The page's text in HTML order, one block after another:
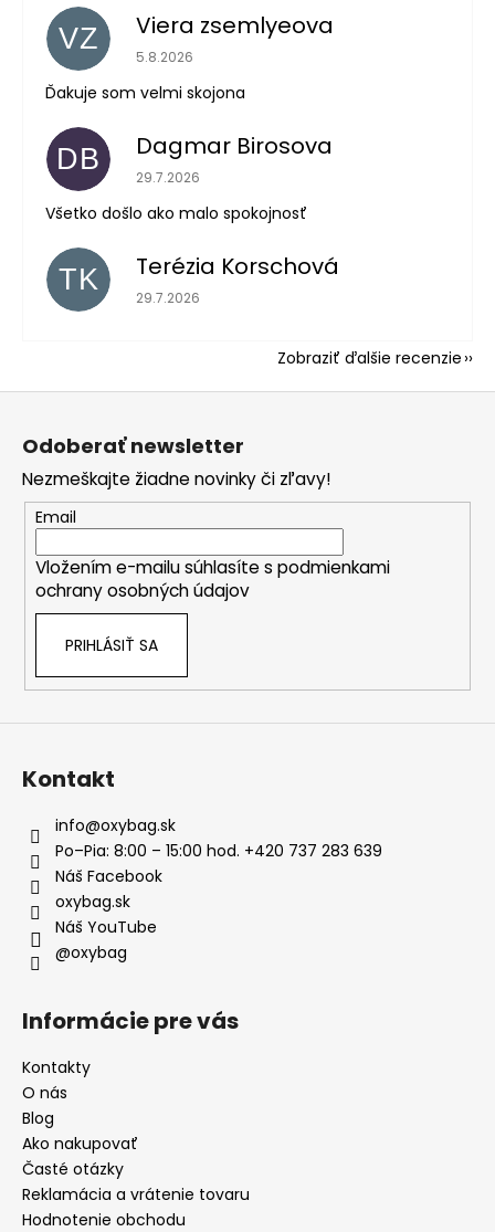
VZ Viera zsemlyeova
Hodnotenie obchodu je 5 z 5 hviezdičiek.
5.8.2026
Ďakuje som velmi skojona
DB Dagmar Birosova
Hodnotenie obchodu je 5 z 5 hviezdičiek.
29.7.2026
Všetko došlo ako malo spokojnosť
TK Terézia Korschová
Hodnotenie obchodu je 5 z 5 hviezdičiek.
29.7.2026
Zobraziť ďalšie recenzie
Z
Odoberať newsletter
Nezmeškajte žiadne novinky či zľavy!
Email
Vložením e-mailu súhlasíte s podmienkami
ochrany osobných údajov
PRIHLÁSIŤ SA
Kontakt
info@oxybag.sk
Po–Pia: 8:00 – 15:00 hod. +420 737 283 639
Náš Facebook
oxybag.sk
Náš YouTube
@oxybag
Informácie pre vás
Kontakty
O nás
Blog
Ako nakupovať
Časté otázky
Reklamácia a vrátenie tovaru
Hodnotenie obchodu